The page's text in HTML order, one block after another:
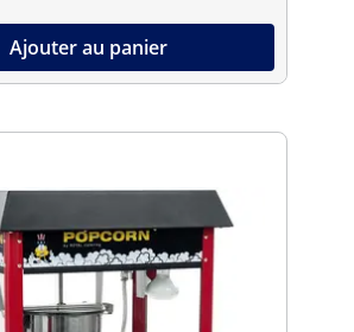
Ajouter au panier